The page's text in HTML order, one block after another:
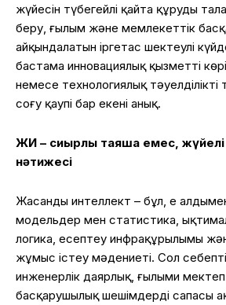
жүйесін түбегейлі қайта құруды
беру, ғылым және мемлекеттік
айқындалатын іргетас шектеулі
бастама инновациялық қызметтің
немесе технологиялық тәуелділіктің
соғу қаупі бар екені анық.
ЖИ – сиқырлы таяқша емес,
нәтижесі
Жасанды интеллект – бұл, ең
модельдер мен статистика,
логика, есептеу инфрақұрылымы
жұмыс істеу мәдениеті. Сол
инженерлік даярлық, ғылыми
басқарушылық шешімдердің сапасы